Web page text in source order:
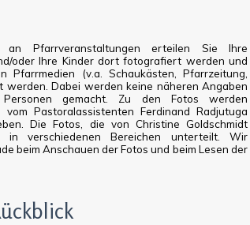
an Pfarrveranstaltungen erteilen Sie Ihre
oder Ihre Kinder dort fotografiert werden und
Pfarrmedien (v.a. Schaukästen, Pfarrzeitung,
werden. Dabei werden keine näheren Angaben
gemacht. Zu den Fotos werden
Pastoralassistenten Ferdinand Radjutuga
Die Fotos, die von Christine Goldschmidt
in verschiedenen Bereichen unterteilt. Wir
beim Anschauen der Fotos und beim Lesen der